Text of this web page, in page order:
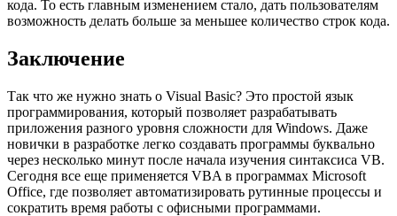
кода. То есть главным изменением стало, дать пользователям
возможность делать больше за меньшее количество строк кода.
Заключение
Так что же нужно знать о Visual Basic? Это простой язык
программирования, который позволяет разрабатывать
приложения разного уровня сложности для Windows. Даже
новички в разработке легко создавать программы буквально
через несколько минут после начала изучения синтаксиса VB.
Сегодня все еще применяется VBA в программах Microsoft
Office, где позволяет автоматизировать рутинные процессы и
сократить время работы с офисными программами.